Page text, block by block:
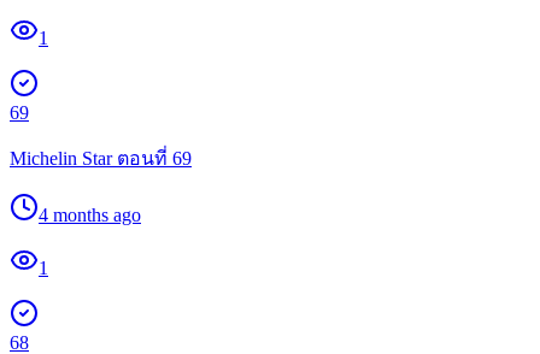
1
69
Michelin Star ตอนที่ 69
4 months ago
1
68